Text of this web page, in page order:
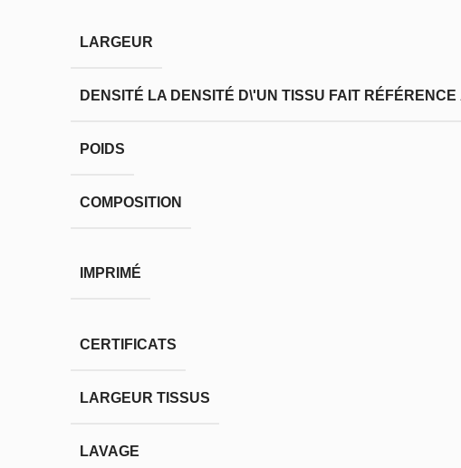
LARGEUR
DENSITÉ LA DENSITÉ D\'UN TISSU FAIT
POIDS
COMPOSITION
IMPRIMÉ
CERTIFICATS
LARGEUR TISSUS
LAVAGE